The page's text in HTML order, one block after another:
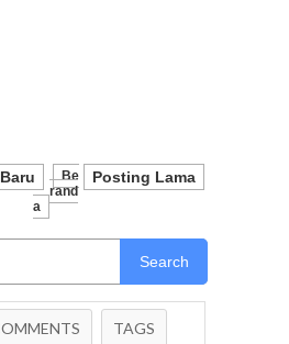
Posting Lama
Be
Rand
A
Search
TAGS